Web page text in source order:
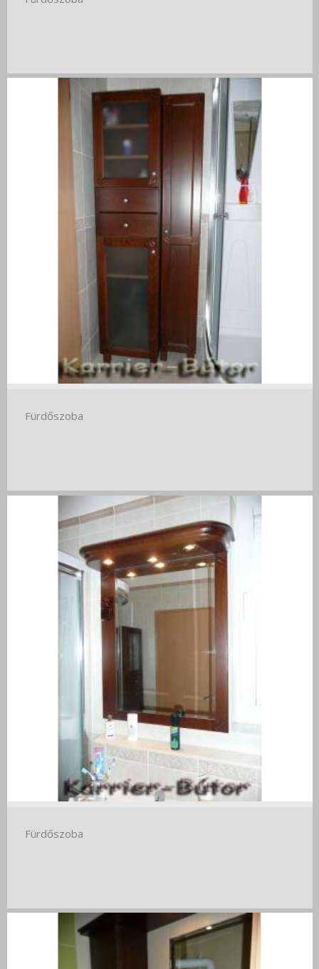
Fürdőszoba
Fürdőszoba